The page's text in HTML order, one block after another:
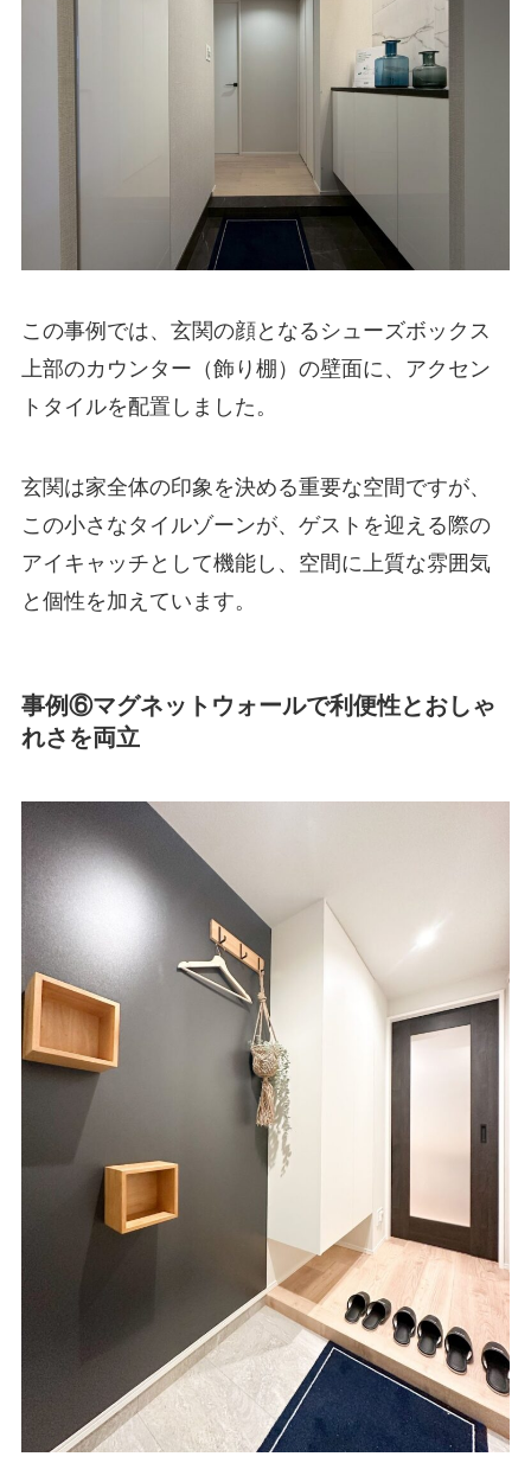
この事例では、玄関の顔となるシューズボックス
上部のカウンター（飾り棚）の壁面に、アクセン
トタイルを配置しました。
玄関は家全体の印象を決める重要な空間ですが、
この小さなタイルゾーンが、ゲストを迎える際の
アイキャッチとして機能し、空間に上質な雰囲気
と個性を加えています。
事例⑥マグネットウォールで利便性とおしゃ
れさを両立